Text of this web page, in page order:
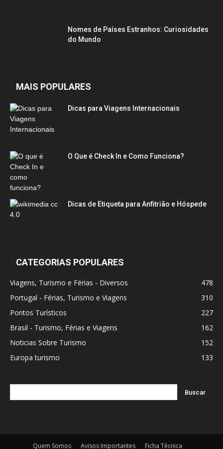
Nomes de Países Estranhos: Curiosidades
do Mundo
MAIS POPULARES
Dicas para Viagens Internacionais
O Que é Check In e Como Funciona?
Dicas de Etiqueta para Anfitrião e Hóspede
CATEGORIAS POPULARES
Viagens, Turismo e Férias - Diversos
478
Portugal - Férias, Turismo e Viagens
310
Pontos Turísticos
227
Brasil - Turismo, Férias e Viagens
162
Noticias Sobre Turismo
152
Europa turismo
133
Quem Somos Avisos Importantes Ficha Técnica